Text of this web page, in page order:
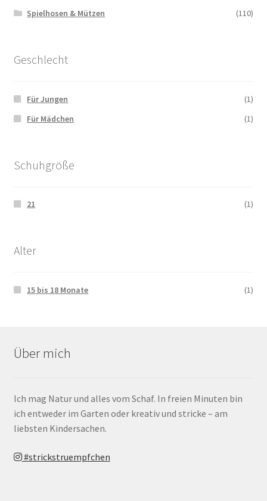
Spielhosen & Mützen
(110)
Geschlecht
Für Jungen
(1)
Für Mädchen
(1)
Schuhgröße
21 (1)
Alter
15 bis 18 Monate (1)
Über mich
Ich mag Natur und alles vom Schaf. In freien Minuten bin
ich entweder im Garten oder kreativ und stricke – am
liebsten Kindersachen.
#strickstruempfchen